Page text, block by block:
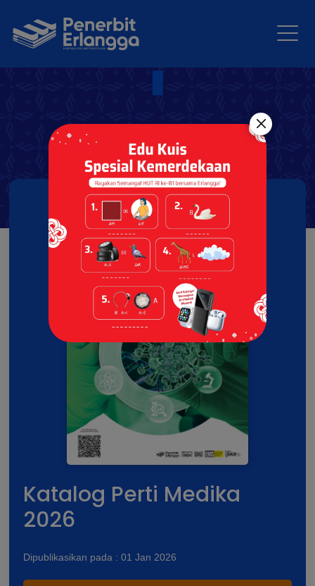
Katalog Perti Medika
2026
Dipublikasikan pada : 01 Jan 2026